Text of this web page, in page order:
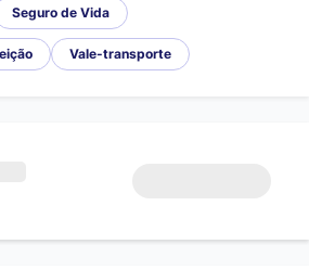
Seguro de Vida
Vale-transporte